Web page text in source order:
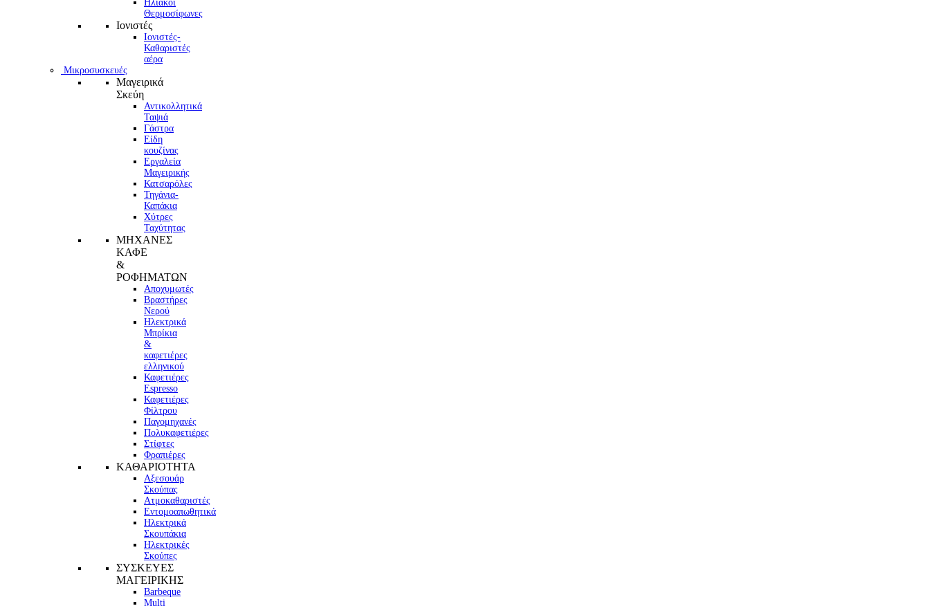
Ηλιακοί
Θερμοσίφωνες
Ιονιστές
Ιονιστές-
Καθαριστές
αέρα
Μικροσυσκευές
Μαγειρικά
Σκεύη
Αντικολλητικά
Ταψιά
Γάστρα
Είδη
κουζίνας
Εργαλεία
Μαγειρικής
Κατσαρόλες
Τηγάνια-
Καπάκια
Χύτρες
Ταχύτητας
ΜΗΧΑΝΕΣ
ΚΑΦΕ
&
ΡΟΦΗΜΑΤΩΝ
Αποχυμωτές
Βραστήρες
Νερού
Ηλεκτρικά
Μπρίκια
&
καφετιέρες
ελληνικού
Καφετιέρες
Espresso
Καφετιέρες
Φίλτρου
Παγομηχανές
Πολυκαφετιέρες
Στίφτες
Φραπιέρες
ΚΑΘΑΡΙΟΤΗΤΑ
Αξεσουάρ
Σκούπας
Ατμοκαθαριστές
Εντομοαπωθητικά
Ηλεκτρικά
Σκουπάκια
Ηλεκτρικές
Σκούπες
ΣΥΣΚΕΥΕΣ
ΜΑΓΕΙΡΙΚΗΣ
Barbeque
Multi